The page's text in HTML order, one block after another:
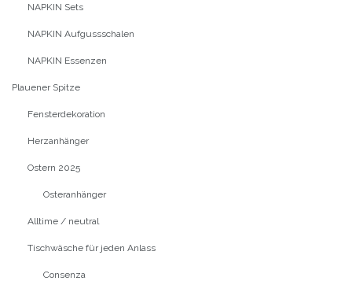
NAPKIN Sets
NAPKIN Aufgussschalen
NAPKIN Essenzen
Plauener Spitze
Fensterdekoration
Herzanhänger
Ostern 2025
Osteranhänger
Alltime / neutral
Tischwäsche für jeden Anlass
Consenza